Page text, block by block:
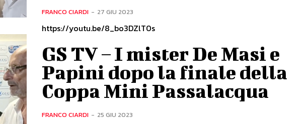
FRANCO CIARDI - 27 GIU 2023
https://youtu.be/8_bo3DZlT0s
GS TV – I mister De Masi e
Papini dopo la finale della
Coppa Mini Passalacqua
FRANCO CIARDI - 25 GIU 2023